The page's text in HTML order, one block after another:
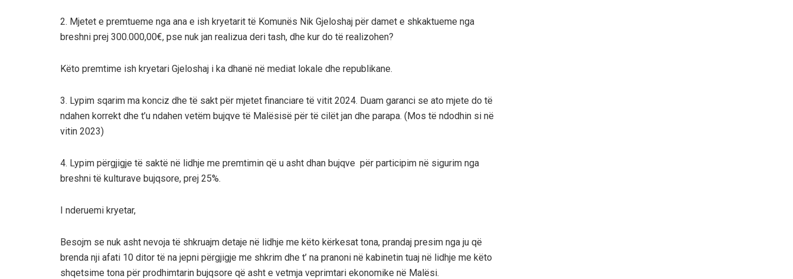
2. Mjetet e premtueme nga ana e ish kryetarit të Komunës Nik Gjeloshaj për damet e shkaktueme nga
breshni prej 300.000,00€, pse nuk jan realizua deri tash, dhe kur do të realizohen?
Këto premtime ish kryetari Gjeloshaj i ka dhanë në mediat lokale dhe republikane.
3. Lypim sqarim ma konciz dhe të sakt për mjetet financiare të vitit 2024. Duam garanci se ato mjete do të
ndahen korrekt dhe t’u ndahen vetëm bujqve të Malësisë për të cilët jan dhe parapa. (Mos të ndodhin si në
vitin 2023)
4. Lypim përgjigje të saktë në lidhje me premtimin që u asht dhan bujqve për participim në sigurim nga
breshni të kulturave bujqsore, prej 25%.
I nderuemi kryetar,
Besojm se nuk asht nevoja të shkruajm detaje në lidhje me këto kërkesat tona, prandaj presim nga ju që
brenda nji afati 10 ditor të na jepni përgjigje me shkrim dhe t’ na pranoni në kabinetin tuaj në lidhje me këto
shqetsime tona për prodhimtarin bujqsore që asht e vetmja veprimtari ekonomike në Malësi.